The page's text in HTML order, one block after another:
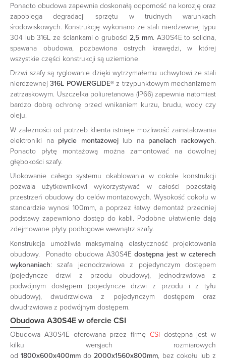
Ponadto obudowa zapewnia doskonałą odporność na korozję oraz
zapobiega degradacji sprzętu w trudnych warunkach
środowiskowych. Konstrukcję wykonano ze stali nierdzewnej typu
304 lub 316L ze ściankami o grubości2,5 mm. A30S4E to solidna,
spawana obudowa, pozbawiona ostrych krawędzi, w której
wszystkie części konstrukcji są uziemione.
Drzwi szafy są ryglowanie dzięki wytrzymałemu uchwytowi ze stali
nierdzewnej316L POWERGLIDE®z trzypunktowym mechanizmem
zatrzaskowym. Uszczelka poliuretanowa (IP66) zapewnia natomiast
bardzo dobrą ochronę przed wnikaniem kurzu, brudu, wody czy
oleju.
W zależności od potrzeb klienta istnieje możliwość zainstalowania
elektroniki na płycie montażowejlub na panelach rackowych.
Ponadto płytę montażową można zamontować na dowolnej
głębokości szafy.
Ulokowanie całego systemu okablowania w cokole konstrukcji
pozwala użytkownikowi wykorzystywać w całości pozostałą
przestrzeń obudowy do celów montażowych. Wysokość cokołu w
standardzie wynosi 100mm, a poprzez łatwy demontaż przedniej
podstawy zapewniono dostęp do kabli. Podobne ułatwienie dają
zdejmowane płyty podłogowe wewnątrz szafy.
Konstrukcja umożliwia maksymalną elastyczność projektowania
obudowy. Ponadto obudowa A30S4Edostępna jest w czterech
wykonaniach: szafa jednodrzwiowa z pojedynczym dostępem
(pojedyncze drzwi z przodu obudowy), jednodrzwiowa z
podwójnym dostępem (pojedyncze drzwi z przodu i z tyłu
obudowy), dwudrzwiowa z pojedynczym dostępem oraz
dwudrzwiowa z podwójnym dostępem.
Obudowa A30S4E w ofercie CSI
Obudowa A30S4E oferowana przez firmę CSI dostępna jest w
kilku wersjach rozmiarowych
od1800x600x400mm do2000x1560x800mm, bez cokołu lub z